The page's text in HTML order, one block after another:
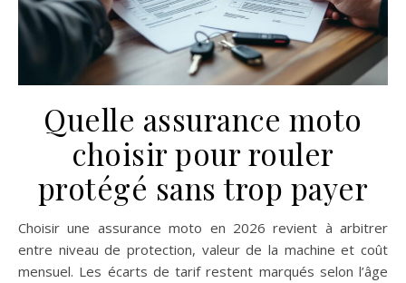
Quelle assurance moto
choisir pour rouler
protégé sans trop payer
Choisir une assurance moto en 2026 revient à arbitrer
entre niveau de protection, valeur de la machine et coût
mensuel. Les écarts de tarif restent marqués selon l’âge